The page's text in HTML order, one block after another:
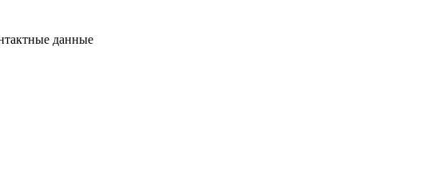
данные